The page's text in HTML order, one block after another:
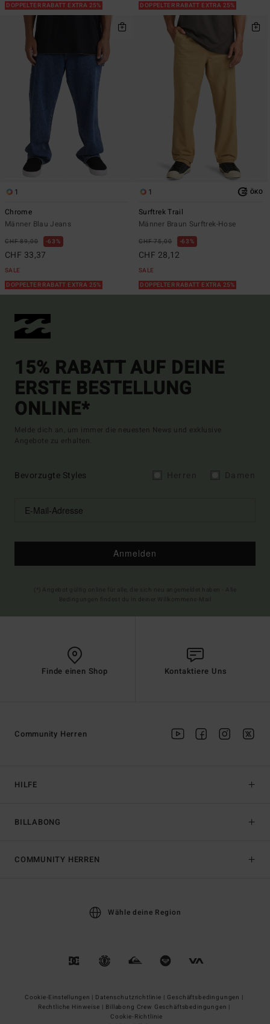
DOPPELTER RABATT EXTRA 25%
DOPPELTER RABATT EXTRA 25%
1
Chrome
Männer Blau Jeans
CHF 89,00 63%
CHF 33,37
SALE
DOPPELTER RABATT EXTRA 25%
1 ÖKO
Surftrek Trail
Männer Braun Surftrek-Hose
CHF 75,00 63%
CHF 28,12
SALE
DOPPELTER RABATT EXTRA 25%
15% RABATT AUF DEINE
ERSTE BESTELLUNG
ONLINE*
Melde dich an, um immer die neuesten News und exklusive
Angebote zu erhalten.
Bevorzugte Styles
Anmelden
Finde einen Shop Kontaktiere Uns
HILFE
BILLABONG
Community Herren
COMMUNITY HERREN
Wähle deine Region
Cookie-Einstellungen | Datenschutzrichtlinie | Geschäftsbedingungen |
Rechtliche Hinweise | Billabong Crew Geschäftsbedingungen |
Cookie-Richtlinie